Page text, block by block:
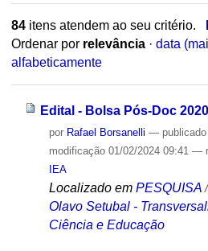
84itens atendem ao seu critério.
Ordenar por relevância · data
alfabeticamente
Edital - Bolsa Pós-Doc 2020
por Rafael Borsanelli — publicado
modificação01/02/2024 09:41 —
IEA
Localizado em PESQUISA
Olavo Setubal -
Ciência e Educação